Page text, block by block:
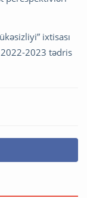
ixtisası
2023 tədris